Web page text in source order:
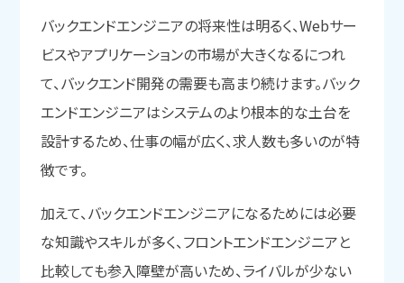
バックエンドエンジニアの将来性は明るく、Webサー
ビスやアプリケーションの市場が大きくなるにつれ
て、バックエンド開発の需要も高まり続けます。バック
エンドエンジニアはシステムのより根本的な土台を
設計するため、仕事の幅が広く、求人数も多いのが特
徴です。
加えて、バックエンドエンジニアになるためには必要
な知識やスキルが多く、フロントエンドエンジニアと
比較しても参入障壁が高いため、ライバルが少ない